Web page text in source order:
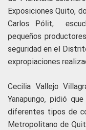
Exposiciones Quito,
Carlos Pólit,
pequeños
seguridad en el
expropiaciones
Cecilia Vallejo
Yanapungo, pidió
diferentes tipos de
Metropolitano de